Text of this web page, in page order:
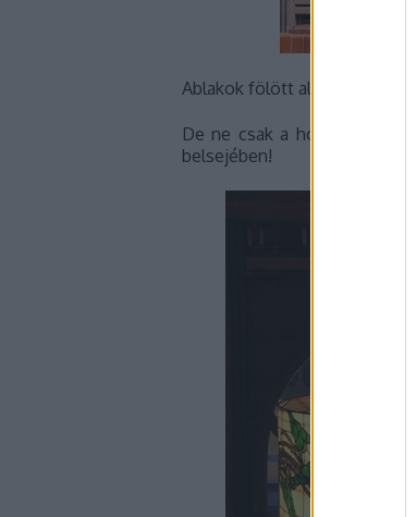
Ablakok fölött almafa,
De ne csak a homlokzaton
belsejében!